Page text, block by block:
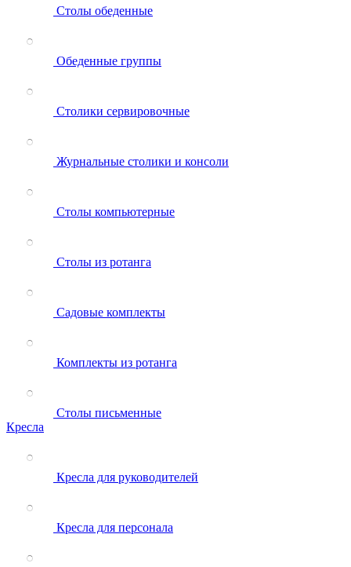
Столы обеденные
Обеденные группы
Столики сервировочные
Журнальные столики и консоли
Столы компьютерные
Столы из ротанга
Садовые комплекты
Комплекты из ротанга
Столы письменные
Кресла
Кресла для руководителей
Кресла для персонала